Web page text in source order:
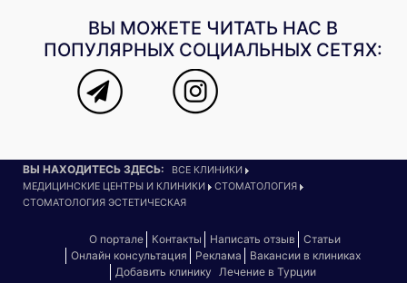
ВЫ МОЖЕТЕ ЧИТАТЬ НАС В
ПОПУЛЯРНЫХ СОЦИАЛЬНЫХ СЕТЯХ:
ВЫ НАХОДИТЕСЬ ЗДЕСЬ:
ВСЕ КЛИНИКИ
МЕДИЦИНСКИЕ ЦЕНТРЫ И КЛИНИКИ
СТОМАТОЛОГИЯ
СТОМАТОЛОГИЯ ЭСТЕТИЧЕСКАЯ
О портале Контакты Написать отзыв
Статьи
Онлайн консультация
Реклама
Вакансии в клиниках
Добавить клинику Лечение в Турции